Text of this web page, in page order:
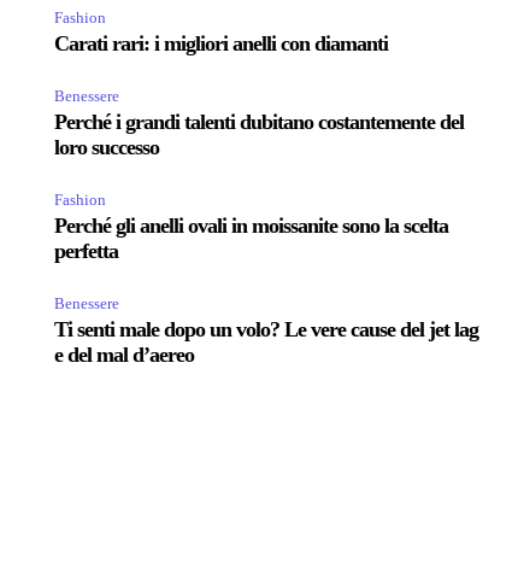
Fashion
Carati rari: i migliori anelli con diamanti
Benessere
Perché i grandi talenti dubitano costantemente del
loro successo
Fashion
Perché gli anelli ovali in moissanite sono la scelta
perfetta
Benessere
Ti senti male dopo un volo? Le vere cause del jet lag
e del mal d’aereo